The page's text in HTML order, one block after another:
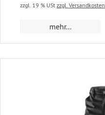
zzgl. 19 % USt zzgl. Versandkosten
mehr...